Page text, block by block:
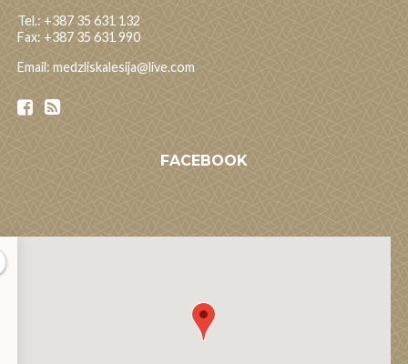
Tel.: +387 35 631 132
Fax: +387 35 631 990
Email: medzliskalesija@live.com
FACEBOOK